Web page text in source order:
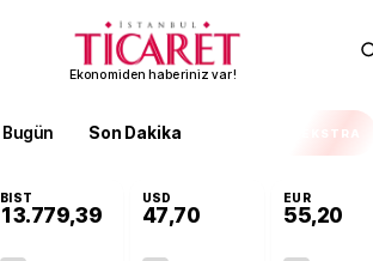
Ekonomiden haberiniz var!
Bugün Son Dakika EKSTRA
BIST
13.779,39
USD
47,70
EUR
55,20